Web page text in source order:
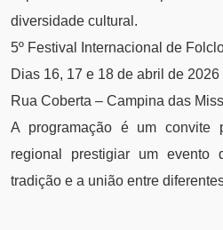
diversidade cultural.
5º Festival Internacional de
Dias 16, 17 e 18 de abril de 2026
Rua Coberta – Campina das
A programação é um convite
regional prestigiar um evento
tradição e a união entre